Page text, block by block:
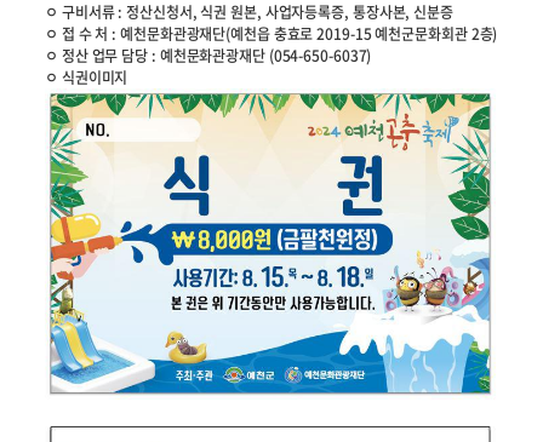
ㅇ 구비서류 : 정산신청서, 식권 원본, 사업자등록증, 통장사본, 신분증
ㅇ 접 수 처 : 예천문화관광재단(예천읍 충효로 2019-15 예천군문화회관 2층)
ㅇ 정산 업무 담당 : 예천문화관광재단 (054-650-6037)
ㅇ 식권이미지